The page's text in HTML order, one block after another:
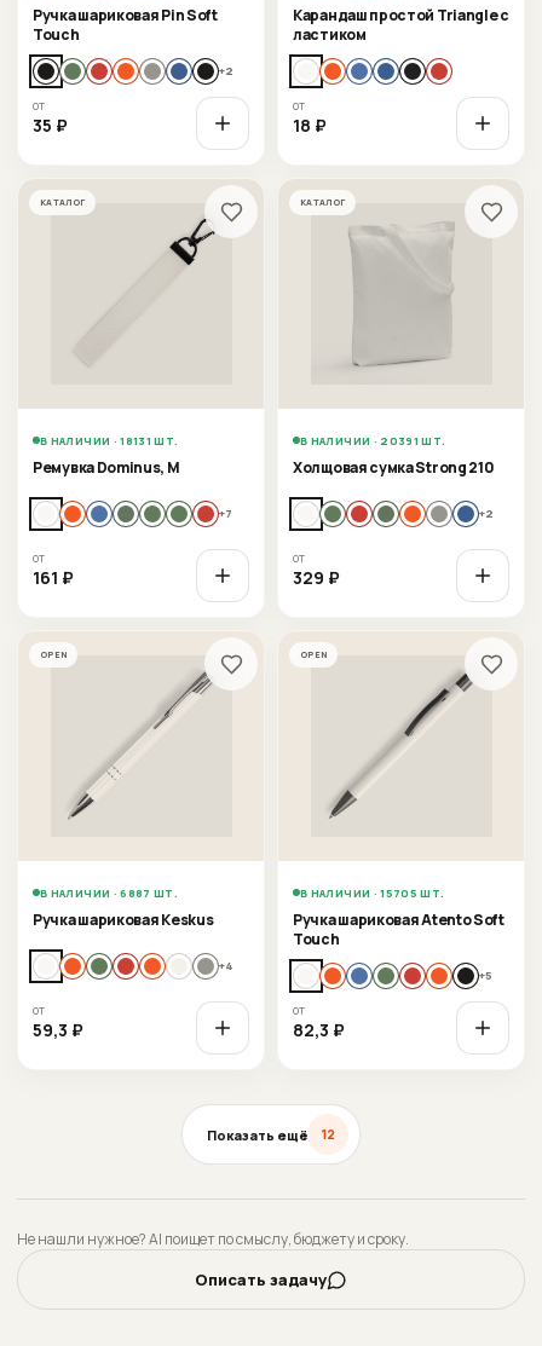
Ручка шариковая Pin Soft
Touch
+2
от
35 ₽
Карандаш простой Triangle с
ластиком
от
18 ₽
КАТАЛОГ
В НАЛИЧИИ · 18131 ШТ.
Ремувка Dominus, М
+7
от
161 ₽
КАТАЛОГ
В НАЛИЧИИ · 20391 ШТ.
Холщовая сумка Strong 210
+2
от
329 ₽
OPEN
В НАЛИЧИИ · 6887 ШТ.
Ручка шариковая Keskus
+4
от
59,3 ₽
OPEN
В НАЛИЧИИ · 15705 ШТ.
Ручка шариковая Atento Soft
Touch
+5
от
82,3 ₽
Показать ещё 12
Не нашли нужное? AI поищет по смыслу, бюджету и сроку.
Описать задачу